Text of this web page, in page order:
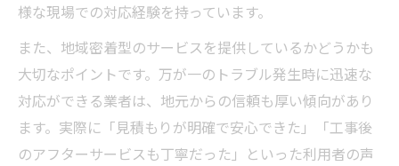
様な現場での対応経験を持っています。
また、地域密着型のサービスを提供しているかどうかも
大切なポイントです。万が一のトラブル発生時に迅速な
対応ができる業者は、地元からの信頼も厚い傾向があり
ます。実際に「見積もりが明確で安心できた」「工事後
のアフターサービスも丁寧だった」といった利用者の声